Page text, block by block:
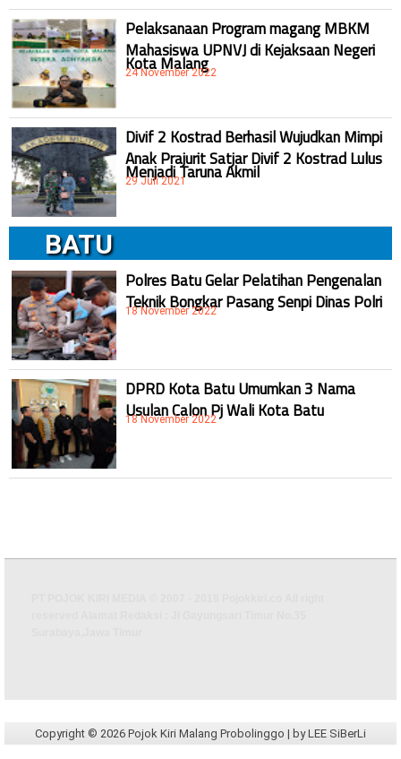
Pelaksanaan Program magang MBKM
Mahasiswa UPNVJ di Kejaksaan Negeri
Kota Malang
24 November 2022
Divif 2 Kostrad Berhasil Wujudkan Mimpi
Anak Prajurit Satjar Divif 2 Kostrad Lulus
Menjadi Taruna Akmil
29 Juli 2021
BATU
Polres Batu Gelar Pelatihan Pengenalan
Teknik Bongkar Pasang Senpi Dinas Polri
18 November 2022
DPRD Kota Batu Umumkan 3 Nama
Usulan Calon Pj Wali Kota Batu
18 November 2022
Copyright © 2026 Pojok Kiri Malang Probolinggo | byLEE SiBerLi